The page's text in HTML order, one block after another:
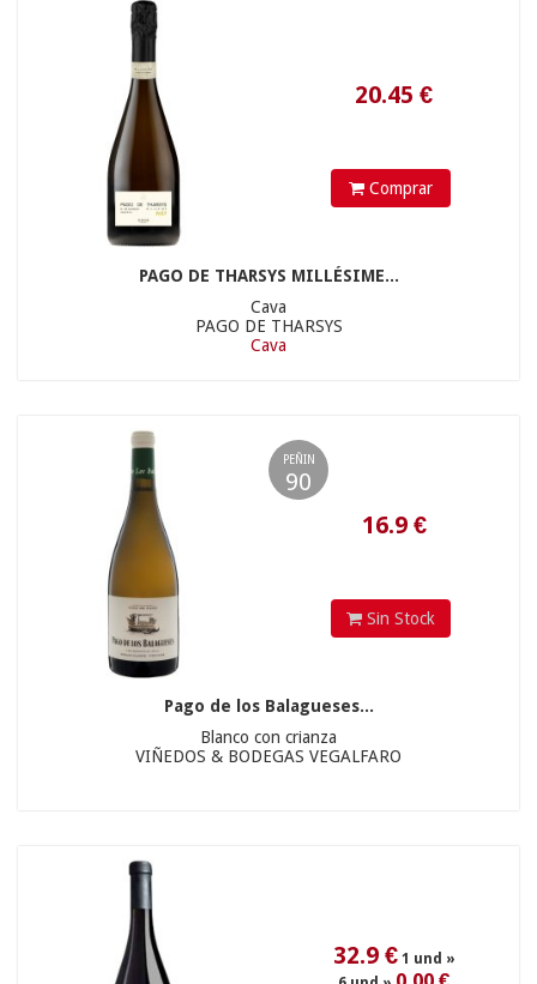
Comprar
PAGO DE THARSYS MILLÉSIME...
Cava
PAGO DE THARSYS
Cava
PEÑIN
90
Sin Stock
Pago de los Balagueses...
Blanco con crianza
VIÑEDOS & BODEGAS VEGALFARO
23.75€
10.50 €